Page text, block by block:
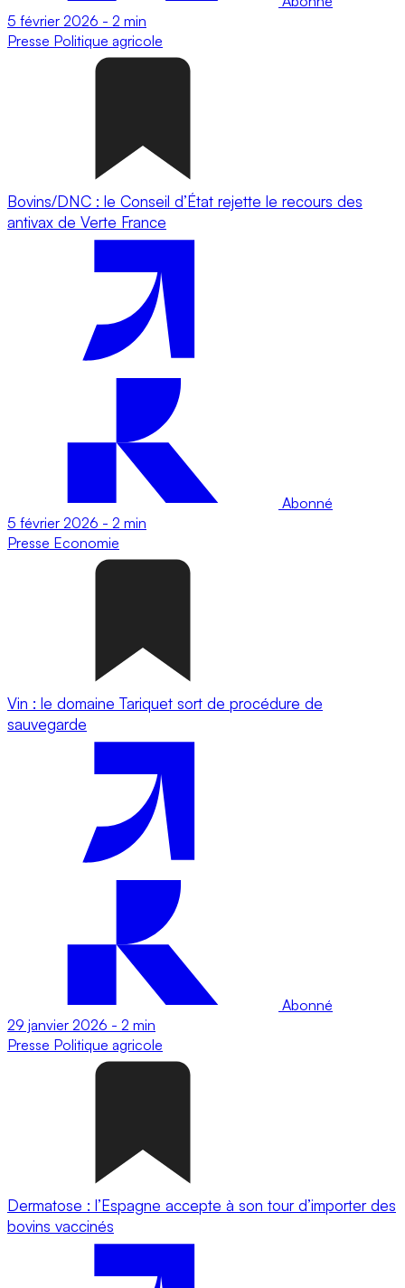
5 février 2026 - 2 min
Presse Politique agricole
Bovins/DNC : le Conseil d’État rejette le recours des
antivax de Verte France
Abonné
5 février 2026 - 2 min
Presse Economie
Vin : le domaine Tariquet sort de procédure de
sauvegarde
Abonné
29 janvier 2026 - 2 min
Presse Politique agricole
Dermatose : l’Espagne accepte à son tour d’importer des
bovins vaccinés